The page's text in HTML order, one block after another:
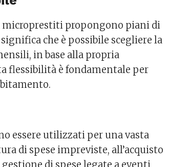
propongono piani di
che è possibile scegliere la
in base alla propria
flessibilità è fondamentale per
essere utilizzati per una vasta
di spese impreviste, all’acquisto